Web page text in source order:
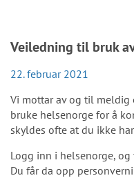
Veiledning til bruk
22. februar 2021
Vi mottar av og til meldig
bruke helsenorge for å
skyldes ofte at du ikke
Logg inn i helsenorge,
Du får da opp